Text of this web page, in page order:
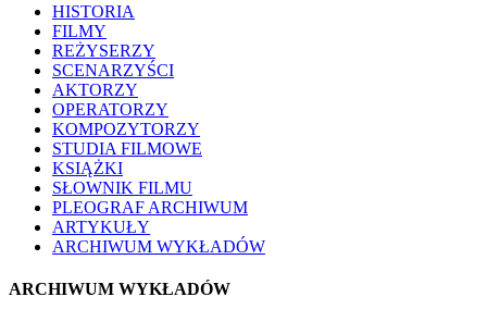
HISTORIA
FILMY
REŻYSERZY
SCENARZYŚCI
AKTORZY
OPERATORZY
KOMPOZYTORZY
STUDIA FILMOWE
KSIĄŻKI
SŁOWNIK FILMU
PLEOGRAF ARCHIWUM
ARTYKUŁY
ARCHIWUM WYKŁADÓW
ARCHIWUM WYKŁADÓW